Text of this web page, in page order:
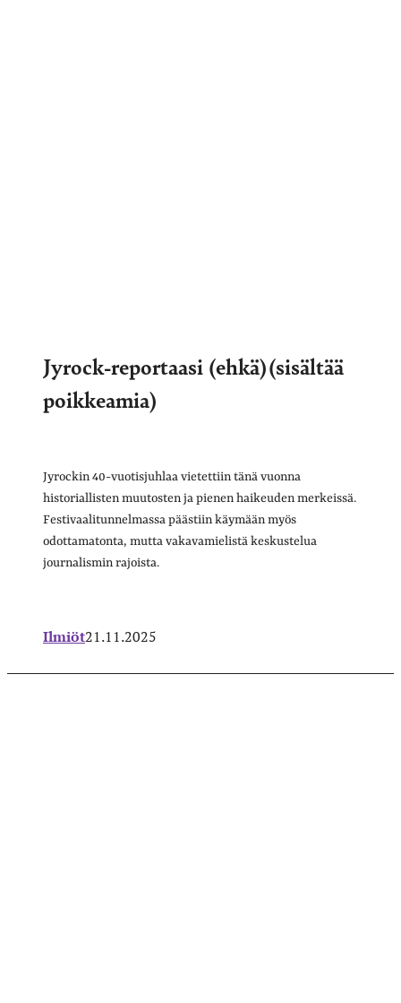
Jyrock-reportaasi (ehkä)(sisältää
poikkeamia)
Jyrockin 40-vuotisjuhlaa vietettiin tänä vuonna
historiallisten muutosten ja pienen haikeuden merkeissä.
Festivaalitunnelmassa päästiin käymään myös
odottamatonta, mutta vakavamielistä keskustelua
journalismin rajoista.
Ilmiöt21.11.2025